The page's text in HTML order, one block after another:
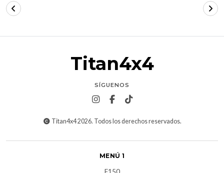
Titan4x4
SÍGUENOS
Titan4x4 2026. Todos los derechos reservados.
MENÚ 1